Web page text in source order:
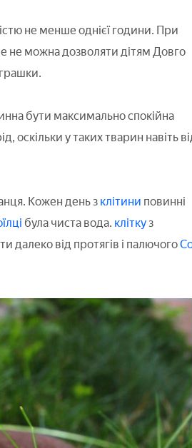
не менше однієї години. При
не можна дозволяти дітям Довго
бути максимально спокійна
оскільки у таких тварин навіть
Кожен день зклітини повинні
була чиста вода. кліткуз
далеко від протягів і палючого